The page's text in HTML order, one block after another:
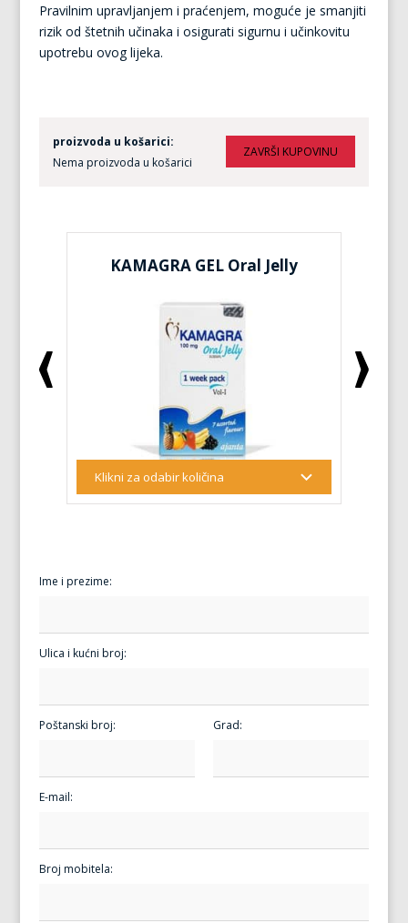
Pravilnim upravljanjem i praćenjem, moguće je smanjiti
rizik od štetnih učinaka i osigurati sigurnu i učinkovitu
upotrebu ovog lijeka.
proizvoda u košarici:
Nema proizvoda u košarici
KAMAGRA GEL Oral Jelly
Ime i prezime:
Ulica i kućni broj:
Poštanski broj: Grad:
E-mail:
Broj mobitela: